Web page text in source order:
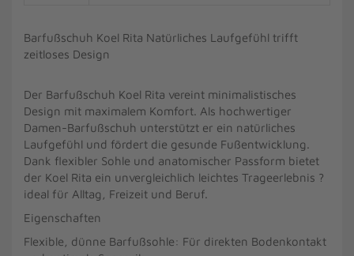
Barfußschuh Koel Rita Natürliches Laufgefühl trifft
zeitloses Design
Der Barfußschuh Koel Rita vereint minimalistisches
Design mit maximalem Komfort. Als hochwertiger
Damen-Barfußschuh unterstützt er ein natürliches
Laufgefühl und fördert die gesunde Fußentwicklung.
Dank flexibler Sohle und anatomischer Passform bietet
der Koel Rita ein unvergleichlich leichtes Trageerlebnis ?
ideal für Alltag, Freizeit und Beruf.
Eigenschaften
Flexible, dünne Barfußsohle: Für direkten Bodenkontakt